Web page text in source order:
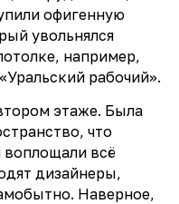
офигенную
увольнялся
например,
рабочий».
этаже. Была
что
всё
дизайнеры,
Наверное,